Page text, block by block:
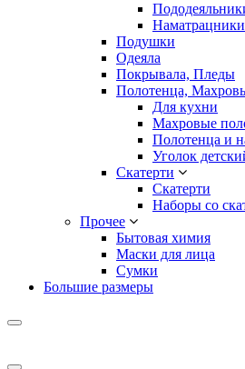
Наматрацники
Подушки
Одеяла
Покрывала, Пледы
Полотенца,
Для кухни
Махровые
Полотенца и
Уголок
Скатерти
Скатерти
Наборы со
Прочее
Бытовая химия
Маски для лица
Сумки
Большие размеры